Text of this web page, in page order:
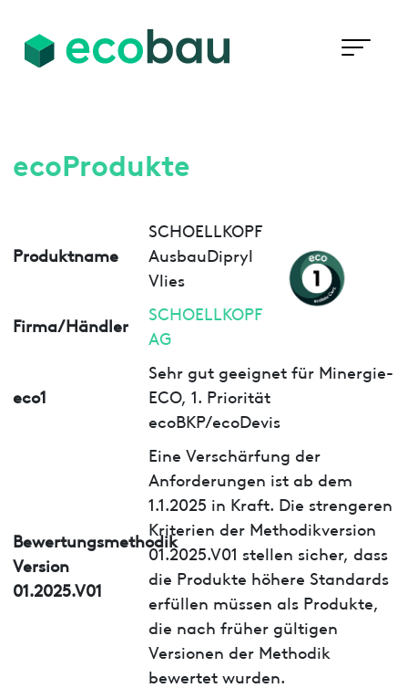
ecoProdukte
Produktname
SCHOELLKOPF
AusbauDipryl
Vlies
Firma/Händler
SCHOELLKOPF
AG
eco1
Sehr gut geeignet für Minergie-
ECO, 1. Priorität
ecoBKP/ecoDevis
Bewertungsmethodik
Version
01.2025.V01
Eine Verschärfung der
Anforderungen ist ab dem
1.1.2025 in Kraft. Die strengeren
Kriterien der Methodikversion
01.2025.V01 stellen sicher, dass
die Produkte höhere Standards
erfüllen müssen als Produkte,
die nach früher gültigen
Versionen der Methodik
bewertet wurden.